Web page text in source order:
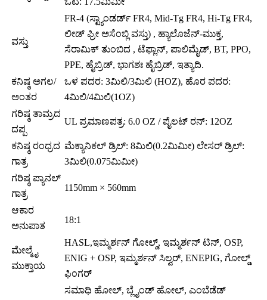
ವಸ್ತು
FR-4 (ಸ್ಟ್ಯಾಂಡರ್ಡ್ FR4, Mid-Tg FR4, Hi-Tg FR4,
ಲೀಡ್ ಫ್ರೀ ಅಸೆಂಬ್ಲಿ ವಸ್ತು) , ಹ್ಯಾಲೊಜೆನ್-ಮುಕ್ತ,
ಸೆರಾಮಿಕ್ ತುಂಬಿದ , ಟೆಫ್ಲಾನ್, ಪಾಲಿಮೈಡ್, BT, PPO,
PPE, ಹೈಬ್ರಿಡ್, ಭಾಗಶಃ ಹೈಬ್ರಿಡ್, ಇತ್ಯಾದಿ.
ಕನಿಷ್ಠ ಅಗಲ/
ಅಂತರ
ಒಳ ಪದರ: 3ಮಿಲಿ/3ಮಿಲಿ (HOZ), ಹೊರ ಪದರ:
4ಮಿಲಿ/4ಮಿಲಿ(1OZ)
ಗರಿಷ್ಠ ತಾಮ್ರದ
ದಪ್ಪ
UL ಪ್ರಮಾಣಪತ್ರ: 6.0 OZ / ಪೈಲಟ್ ರನ್: 12OZ
ಕನಿಷ್ಠ ರಂಧ್ರದ
ಗಾತ್ರ
ಮೆಕ್ಯಾನಿಕಲ್ ಡ್ರಿಲ್: 8ಮಿಲಿ(0.2ಮಿಮೀ) ಲೇಸರ್ ಡ್ರಿಲ್:
3ಮಿಲಿ(0.075ಮಿಮೀ)
ಗರಿಷ್ಠ ಪ್ಯಾನಲ್
ಗಾತ್ರ
1150mm × 560mm
ಆಕಾರ
ಅನುಪಾತ
18:1
ಮೇಲ್ಮೈ
ಮುಕ್ತಾಯ
HASL,ಇಮ್ಮರ್ಶನ್ ಗೋಲ್ಡ್, ಇಮ್ಮರ್ಶನ್ ಟಿನ್, OSP,
ENIG + OSP, ಇಮ್ಮರ್ಶನ್ ಸಿಲ್ವರ್, ENEPIG, ಗೋಲ್ಡ್
ಫಿಂಗರ್
ಸಮಾಧಿ ಹೋಲ್, ಬ್ಲೈಂಡ್ ಹೋಲ್, ಎಂಬೆಡೆಡ್